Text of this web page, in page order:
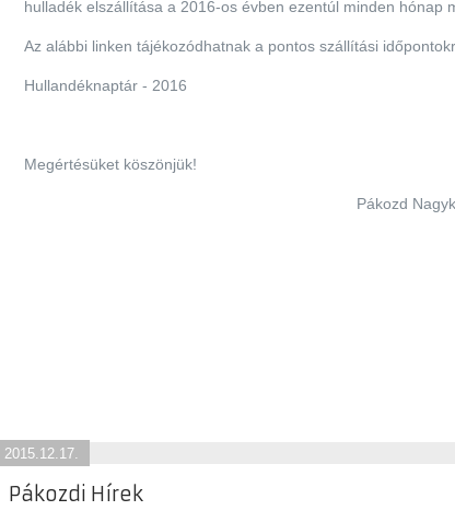
hulladék elszállítása a 2016-os évben ezentúl minden hónap
Az alábbi linken tájékozódhatnak a pontos szállítási
Hullandéknaptár - 2016
Megértésüket köszönjük!
Pákozd Nagyközség
2015.12.17.
Pákozdi Hírek